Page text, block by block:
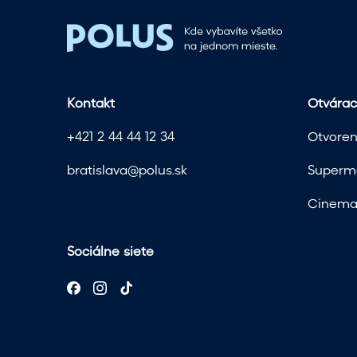
Kontakt
+421 2 44 44 12 34
bratislava@polus.sk
Sociálne siete
Cinema